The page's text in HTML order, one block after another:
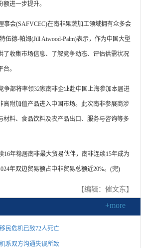
进一步提升。
会(SAFVCEC)在南非果蔬加工领域拥有众多会
伍德-帕姆(Jill Atwood-Palm)表示，作为中国大型
了收集市场信息、了解竞争动态、评估供需状况
。
部将率领32家南非企业赴中国上海参加本届进
高附加值产品进入中国市场。此次南非参展商涉
材料、食品饮料及农产品出口、服务与咨询等多
年稳居南非最大贸易伙伴，南非连续15年成为
年双边贸易额占中非贸易总额近20%。(完)
【编辑：催文东】
+more
民危机已致72人死亡
系双方沟通失误所致